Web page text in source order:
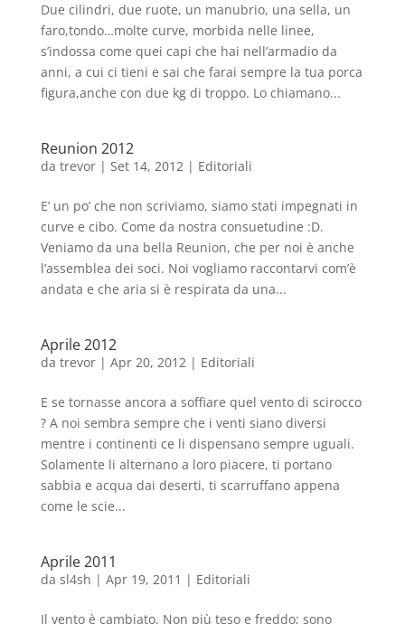
Due cilindri, due ruote, un manubrio, una sella, un
faro,tondo…molte curve, morbida nelle linee,
s’indossa come quei capi che hai nell’armadio da
anni, a cui ci tieni e sai che farai sempre la tua porca
figura,anche con due kg di troppo. Lo chiamano...
Reunion 2012
da trevor| Set 14, 2012| Editoriali
E’ un po’ che non scriviamo, siamo stati impegnati in
curve e cibo. Come da nostra consuetudine :D.
Veniamo da una bella Reunion, che per noi è anche
l’assemblea dei soci. Noi vogliamo raccontarvi com’è
andata e che aria si è respirata da una...
Aprile 2012
da trevor| Apr 20, 2012| Editoriali
E se tornasse ancora a soffiare quel vento di scirocco
? A noi sembra sempre che i venti siano diversi
mentre i continenti ce li dispensano sempre uguali.
Solamente li alternano a loro piacere, ti portano
sabbia e acqua dai deserti, ti scarruffano appena
come le scie...
Aprile 2011
da sl4sh | Apr 19, 2011 | Editoriali
Il vento è cambiato. Non più teso e freddo; sono